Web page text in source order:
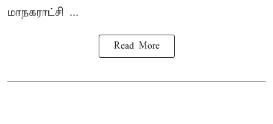
மாநகராட்சி ...
Read More